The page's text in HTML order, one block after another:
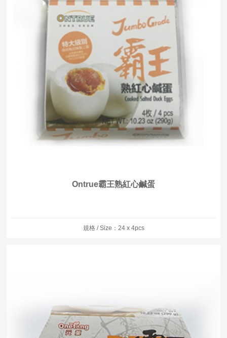
Ontrue霸王熟紅心鹹蛋
規格 / Size：24 x 4pcs